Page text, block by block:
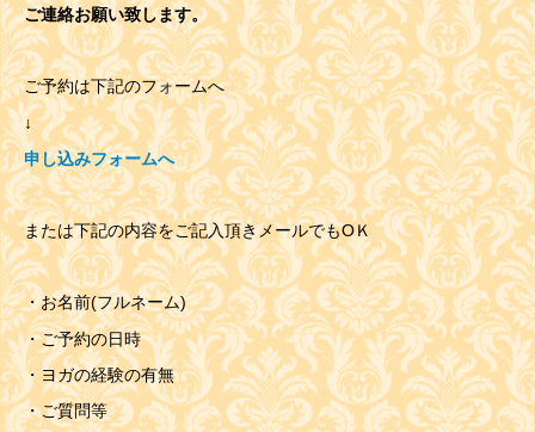
ご連絡お願い致します。
ご予約は下記のフォームへ
↓
申し込みフォームへ
または下記の内容をご記入頂きメールでもOＫ
・お名前(フルネーム)
・ご予約の日時
・ヨガの経験の有無
・ご質問等